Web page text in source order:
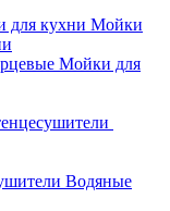
Мойки
Мойки для
Водяные